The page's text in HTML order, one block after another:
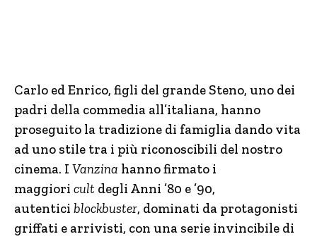
Carlo ed Enrico, figli del grande Steno, uno dei
padri della commedia all’italiana, hanno
proseguito la tradizione di famiglia dando vita
ad uno stile tra i più riconoscibili del nostro
cinema. I Vanzina hanno firmato i
maggiori cult degli Anni ’80 e ’90,
autentici blockbuster, dominati da protagonisti
griffati e arrivisti, con una serie invincibile di